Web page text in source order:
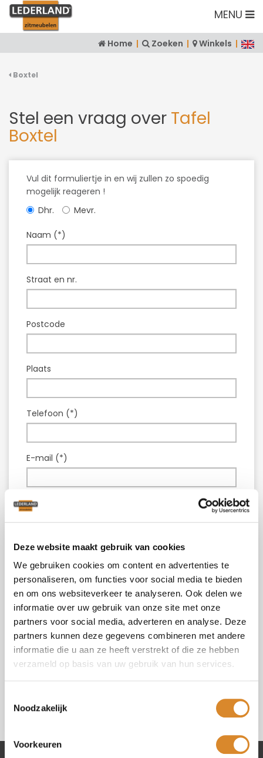
Deze website maakt gebruik van cookies
We gebruiken cookies om content en advertenties te
personaliseren, om functies voor social media te bieden
en om ons websiteverkeer te analyseren. Ook delen we
informatie over uw gebruik van onze site met onze
partners voor social media, adverteren en analyse. Deze
partners kunnen deze gegevens combineren met andere
informatie die u aan ze heeft verstrekt of die ze hebben
verzameld op basis van uw gebruik van hun services.
Noodzakelijk
Voorkeuren
MENU
Home | Zoeken | Winkels |
Boxtel
Stel een vraag over Tafel
Boxtel
Vul dit formuliertje in en wij zullen zo spoedig
mogelijk reageren !
Dhr.
Mevr.
Naam (*)
Straat en nr.
Postcode
Plaats
Telefoon (*)
E-mail (*)
Model :
Selecteer uw winkel (*)
Ik ga akkoord met deprivacy policy.